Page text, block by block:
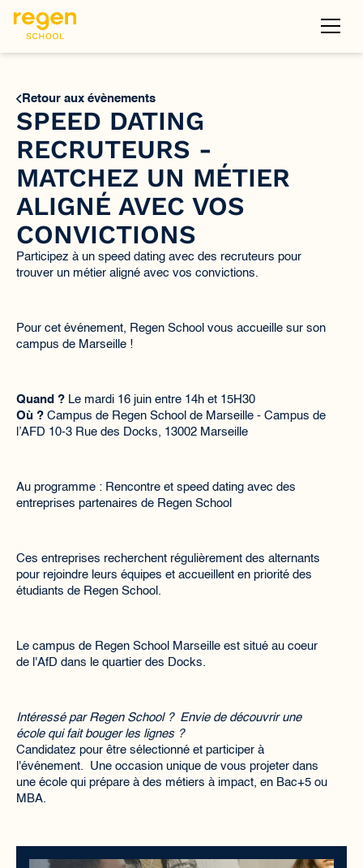
Retour aux évènements
SPEED DATING
RECRUTEURS -
MATCHEZ UN MÉTIER
ALIGNÉ AVEC VOS
CONVICTIONS
Participez à un speed dating avec des recruteurs pour
trouver un métier aligné avec vos convictions.
Pour cet événement, Regen School vous accueille sur son
campus de Marseille !
Quand ? Le mardi 16 juin entre 14h et 15H30
Où ? Campus de Regen School de Marseille - Campus de
l’AFD 10-3 Rue des Docks, 13002 Marseille
Au programme : Rencontre et speed dating avec des
entreprises partenaires de Regen School
Ces entreprises recherchent régulièrement des alternants
pour rejoindre leurs équipes et accueillent en priorité des
étudiants de Regen School.
Le campus de Regen School Marseille est situé au coeur
de l'AfD dans le quartier des Docks.
Intéressé par Regen School ? Envie de découvrir une
école qui fait bouger les lignes ?
Candidatez pour être sélectionné et participer à
l'événement. Une occasion unique de vous projeter dans
une école qui prépare à des métiers à impact, en Bac+5 ou
MBA.